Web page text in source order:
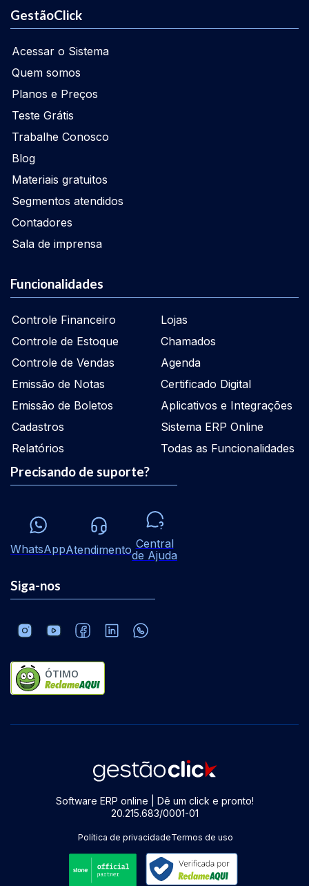
GestãoClick
Acessar o Sistema
Quem somos
Planos e Preços
Teste Grátis
Trabalhe Conosco
Blog
Materiais gratuitos
Segmentos atendidos
Contadores
Sala de imprensa
Funcionalidades
Controle Financeiro
Controle de Estoque
Controle de Vendas
Emissão de Notas
Emissão de Boletos
Cadastros
Relatórios
Lojas
Chamados
Agenda
Certificado Digital
Aplicativos e Integrações
Sistema ERP Online
Todas as Funcionalidades
Precisando de suporte?
WhatsAppAtendimento Central
de Ajuda
Siga-nos
ÓTIMO
Software ERP online | Dê um click e pronto!
20.215.683/0001-01
Política de privacidadeTermos de uso